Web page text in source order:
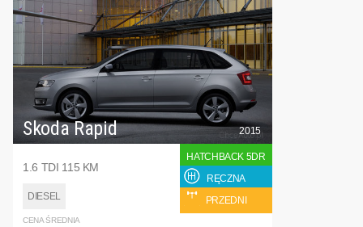
Skoda Rapid
1.6 TDI 115 KM
DIESEL
2015
HATCHBACK 5DR
RĘCZNA
PRZEDNI
CENA ŚREDNIA